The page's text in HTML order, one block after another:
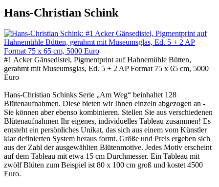
Hans-Christian Schink
#1 Acker Gänsedistel, Pigmentprint auf Hahnemühle Bütten,
gerahmt mit Museumsglas, Ed. 5 + 2 AP Format 75 x 65 cm, 5000
Euro
Hans-Christian Schinks Serie „Am Weg“ beinhaltet 128
Blütenaufnahmen. Diese bieten wir Ihnen einzeln abgezogen an -
Sie können aber ebenso kombinieren. Stellen Sie aus verschiedenen
Blütenaufnahmen Ihr eigenes, individuelles Tableau zusammen! Es
entsteht ein persönliches Unikat, das sich aus einem vom Künstler
klar definierten System heraus formt. Größe und Preis ergeben sich
aus der Zahl der ausgewählten Blütenmotive. Jedes Motiv erscheint
auf dem Tableau mit etwa 15 cm Durchmesser. Ein Tableau mit
zwölf Blüten zum Beispiel ist 80 x 100 cm groß und kostet 4500
Euro.